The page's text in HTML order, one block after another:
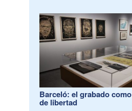
Barceló: el grabado
de libertad